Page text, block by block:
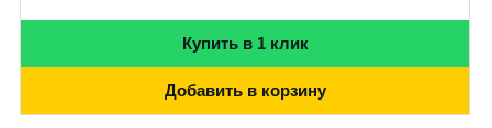
Купить в 1 клик
Добавить в корзину